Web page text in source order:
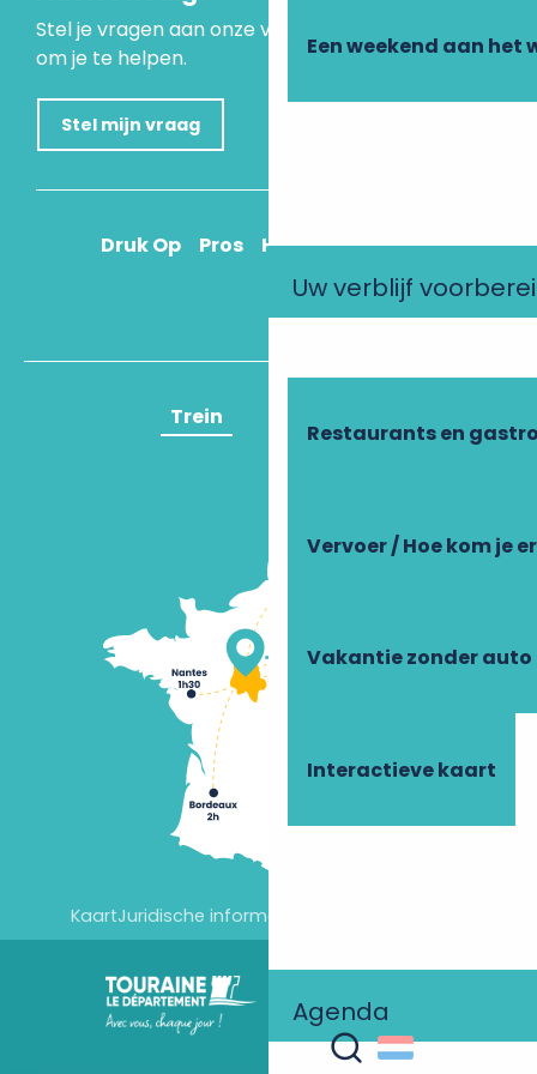
Een weekend aan het
Uw verblijf
Restaurants en
Vervoer / Hoe kom je
Vakantie zonder auto
Interactieve kaart
Agenda
Stel je vragen aan onze virtuele assistent, die er is
om je te helpen.
Stel mijn vraag
Druk Op Pros Hoe kom ik daar?
Trein
KaartJuridische informatie